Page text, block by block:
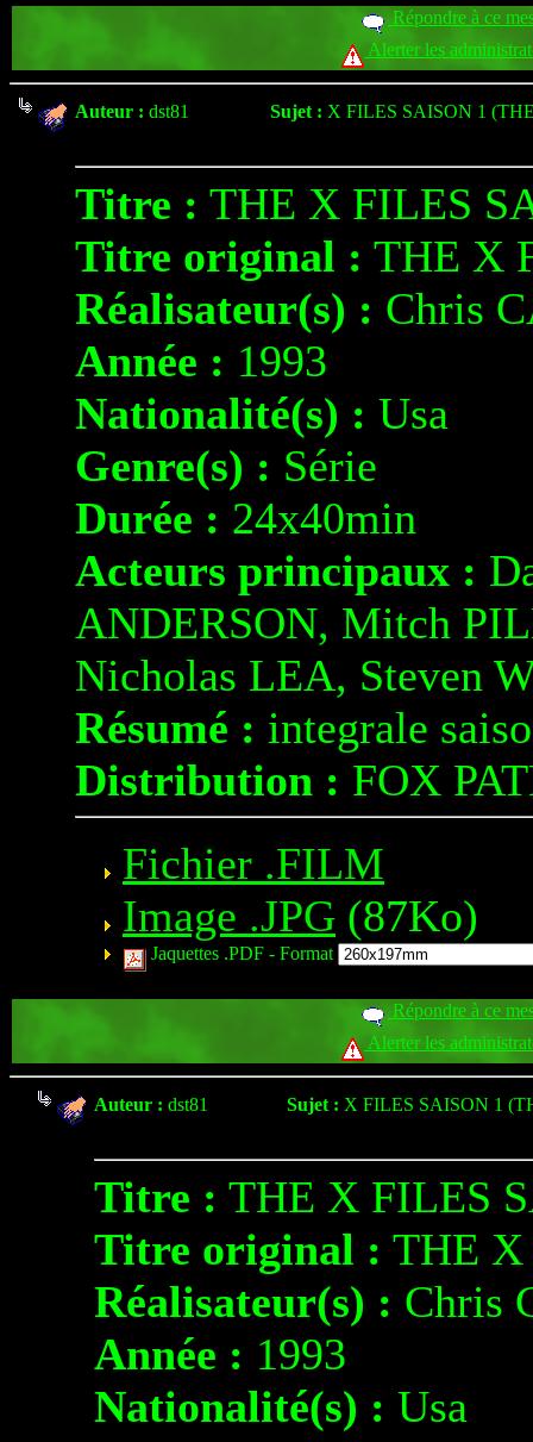
Répondre à ce
Alerter les
Auteur : dst81 Sujet : X FILES SAISON 1
Titre : THE X FILES
Titre original : THE X
Réalisateur(s) : Chris
Année : 1993
Nationalité(s) : Usa
Genre(s) : Série
Durée : 24x40min
Acteurs principaux :
ANDERSON, Mitch
Nicholas LEA, Steven
Résumé : integrale
Distribution : FOX
Fichier .FILM
Image .JPG (87Ko)
Jaquettes .PDF - Format
Répondre à ce
Alerter les
Auteur : dst81 Sujet : X FILES SAISON 1
Titre : THE X FILES
Titre original : THE
Réalisateur(s) : Chris
Année : 1993
Nationalité(s) : Usa